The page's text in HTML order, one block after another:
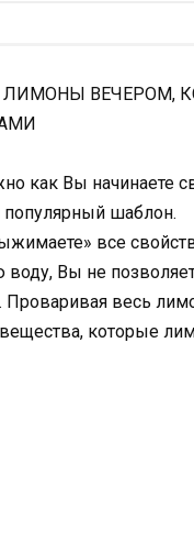
как Вы начинаете
шаблон.
все
Вы не
весь
которые